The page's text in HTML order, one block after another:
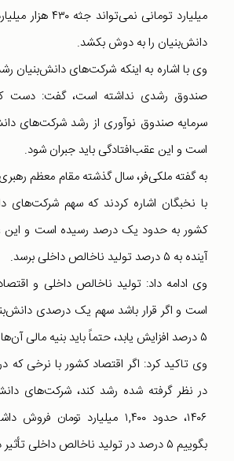
میلیارد تومانی
دانش‌بنیان را به دوش بکشد.
وی با اشاره به اینکه شرکت‌های دانش‌بنیان رشد
سرمایه صندوق نوآوری از رشد شرکت‌های
است و این عقب‌افتادگی باید جبران شود.
به گفته ملکی‌فر، سال گذشته مقام معظم رهبری
با نخبگان اشاره کردند که سهم شرکت‌های
آینده به ۵ درصد تولید ناخالص داخلی برسد.
وی ادامه داد: تولید ناخالص داخلی و
است و اگر قرار باشد سهم یک درصدی
۵ درصد افزایش یابد، حتماً باید بنیه مالی آن‌ها نیز تقویت شود.
وی تاکید کرد: اگر اقتصاد کشور با نرخی که
در نظر گرفته شده رشد کند، شرکت‌های
۱۴۰۶، حدود ۱,۴۰۰ میلیارد تومان
بگوییم ۵ درصد در تولید ناخالص داخلی تأثیر دارند.